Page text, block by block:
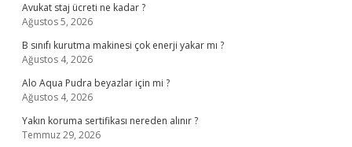
Avukat staj ücreti ne kadar ?
Ağustos 5, 2026
B sınıfı kurutma makinesi çok enerji yakar mı ?
Ağustos 4, 2026
Alo Aqua Pudra beyazlar için mi ?
Ağustos 4, 2026
Yakın koruma sertifikası nereden alınır ?
Temmuz 29, 2026